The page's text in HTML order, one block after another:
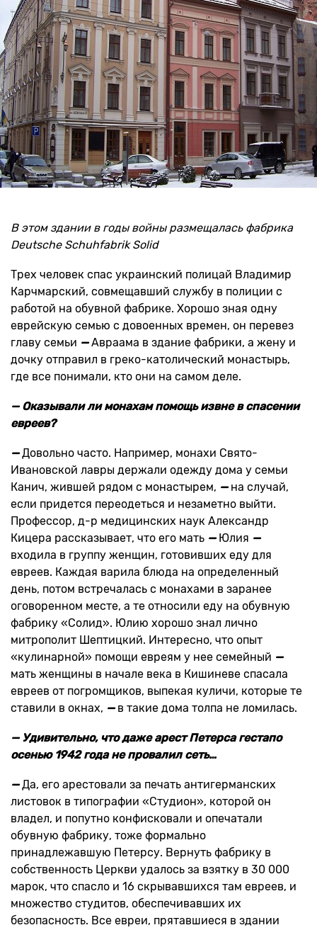
В этом здании в годы войны размещалась фабрика
Deutsche Schuhfabrik Solid
Трех человек спас украинский полицай Владимир
Карчмарский, совмещавший службу в полиции с
работой на обувной фабрике. Хорошо зная одну
еврейскую семью с довоенных времен, он перевез
главу семьи —Авраама в здание фабрики, а жену и
дочку отправил в греко-католический монастырь,
где все понимали, кто они на самом деле.
— Оказывали ли монахам помощь извне в спасении
евреев?
—Довольно часто. Например, монахи Свято-
Ивановской лавры держали одежду дома у семьи
Канич, жившей рядом с монастырем, —на случай,
если придется переодеться и незаметно выйти.
Профессор, д-р медицинских наук Александр
Кицера рассказывает, что его мать —Юлия —
входила в группу женщин, готовивших еду для
евреев. Каждая варила блюда на определенный
день, потом встречалась с монахами в заранее
оговоренном месте, а те относили еду на обувную
фабрику «Солид». Юлию хорошо знал лично
митрополит Шептицкий. Интересно, что опыт
«кулинарной» помощи евреям у нее семейный —
мать женщины в начале века в Кишиневе спасала
евреев от погромщиков, выпекая куличи, которые те
ставили в окнах, —в такие дома толпа не ломилась.
— Удивительно, что даже арест Петерса гестапо
осенью 1942 года не провалил сеть…
—Да, его арестовали за печать антигерманских
листовок в типографии «Студион», которой он
владел, и попутно конфисковали и опечатали
обувную фабрику, тоже формально
принадлежавшую Петерсу. Вернуть фабрику в
собственность Церкви удалось за взятку в 30 000
марок, что спасло и 16 скрывавшихся там евреев, и
множество студитов, обеспечивавших их
безопасность. Все евреи, прятавшиеся в здании